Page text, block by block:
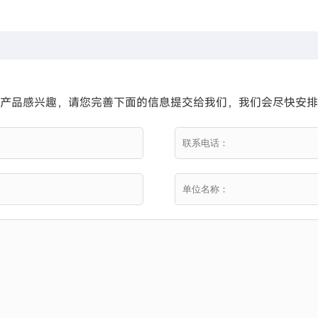
品感兴趣，请您完善下面的信息提交给我们，我们会尽快安